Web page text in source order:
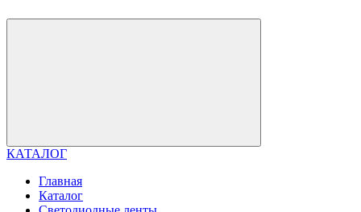
КАТАЛОГ
Главная
Каталог